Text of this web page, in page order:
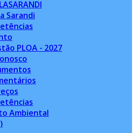
Sarandi
PLOA - 2027
Ambiental